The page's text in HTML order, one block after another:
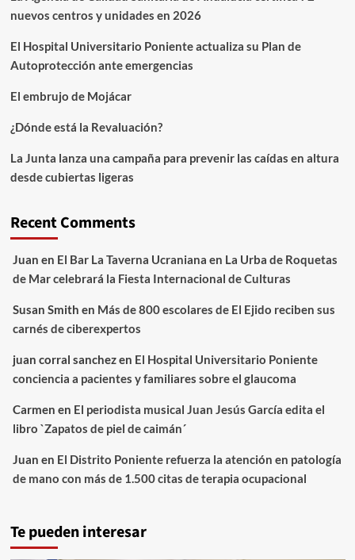
nuevos centros y unidades en 2026
El Hospital Universitario Poniente actualiza su Plan de
Autoprotección ante emergencias
El embrujo de Mojácar
¿Dónde está la Revaluación?
La Junta lanza una campaña para prevenir las caídas en altura
desde cubiertas ligeras
Recent Comments
Juan en El Bar La Taverna Ucraniana en La Urba de Roquetas
de Mar celebrará la Fiesta Internacional de Culturas
Susan Smith en Más de 800 escolares de El Ejido reciben sus
carnés de ciberexpertos
juan corral sanchezen El Hospital Universitario Poniente
conciencia a pacientes y familiares sobre el glaucoma
Carmen en El periodista musical Juan Jesús García edita el
libro `Zapatos de piel de caimán´
Juan en El Distrito Poniente refuerza la atención en patología
de mano con más de 1.500 citas de terapia ocupacional
Te pueden interesar